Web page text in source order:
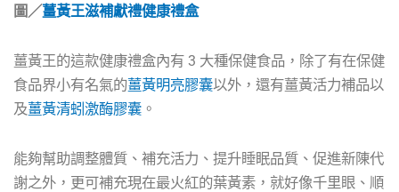
圖／薑黃王滋補獻禮健康禮盒
薑黃王的這款健康禮盒內有 3 大種保健食品，除了有在保健
食品界小有名氣的薑黃明亮膠囊以外，還有薑黃活力補品以
及薑黃清蚓激酶膠囊 。
能夠幫助調整體質、補充活力、提升睡眠品質、促進新陳代
謝之外，更可補充現在最火紅的葉黃素，就好像千里眼、順